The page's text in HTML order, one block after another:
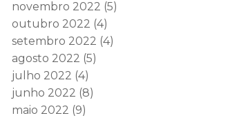
novembro 2022 (5)
outubro 2022 (4)
setembro 2022 (4)
agosto 2022 (5)
julho 2022 (4)
junho 2022 (8)
maio 2022 (9)